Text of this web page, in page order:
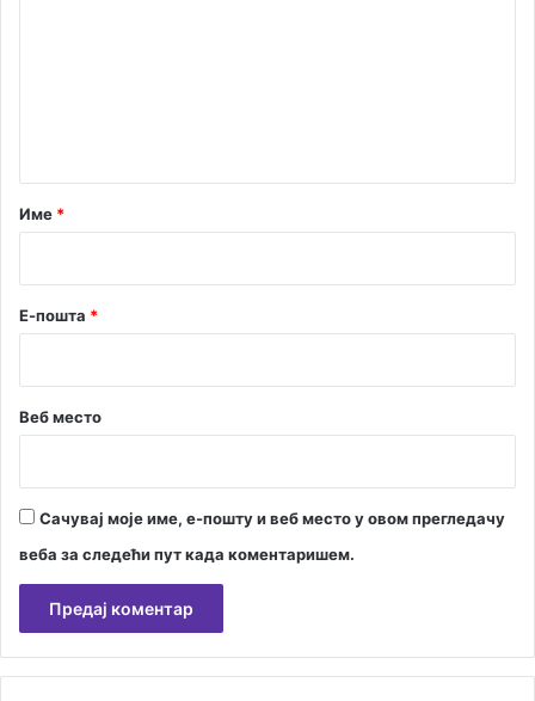
р
Име *
Е-пошта *
Веб место
Сачувај моје име, е-пошту и веб место у овом прегледачу
веба за следећи пут када коментаришем.